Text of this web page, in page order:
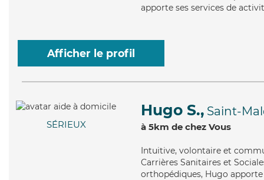
apporte ses services de
Afficher le profil
SÉRIEUX
Hugo S., Saint-
à 5km de chez Vous
Intuitive, volontaire et
Carrières Sanitaires et
orthopédiques, Hugo